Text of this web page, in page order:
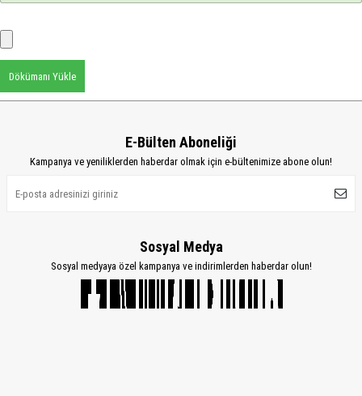
Dökümanı Yükle
E-Bülten Aboneliği
Kampanya ve yeniliklerden haberdar olmak için e-bültenimize abone olun!
Sosyal Medya
Sosyal medyaya özel kampanya ve indirimlerden haberdar olun!